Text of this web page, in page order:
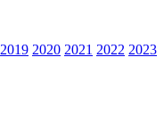
2019 2020 2021 2022 2023